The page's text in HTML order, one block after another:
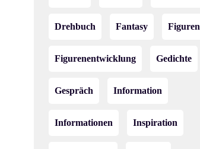
Drehbuch Fantasy Figuren
Figurenentwicklung Gedichte
Gespräch Information
Informationen Inspiration